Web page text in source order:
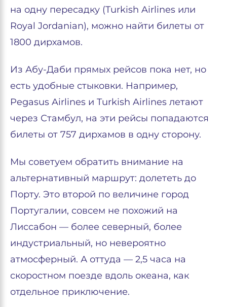
на одну пересадку (Turkish Airlines или
Royal Jordanian), можно найти билеты от
1800 дирхамов.
Из Абу-Даби прямых рейсов пока нет, но
есть удобные стыковки. Например,
Pegasus Airlines и Turkish Airlines летают
через Стамбул, на эти рейсы попадаются
билеты от 757 дирхамов в одну сторону.
Мы советуем обратить внимание на
альтернативный маршрут: долететь до
Порту. Это второй по величине город
Португалии, совсем не похожий на
Лиссабон — более северный, более
индустриальный, но невероятно
атмосферный. А оттуда — 2,5 часа на
скоростном поезде вдоль океана, как
отдельное приключение.